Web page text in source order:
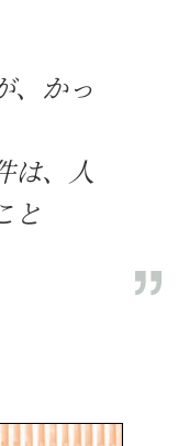
、かっ
は、人
と